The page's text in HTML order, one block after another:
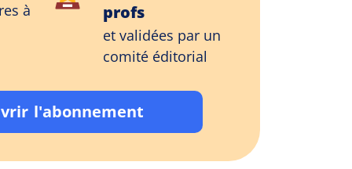
à
profs
et validées par un
comité éditorial
l'abonnement